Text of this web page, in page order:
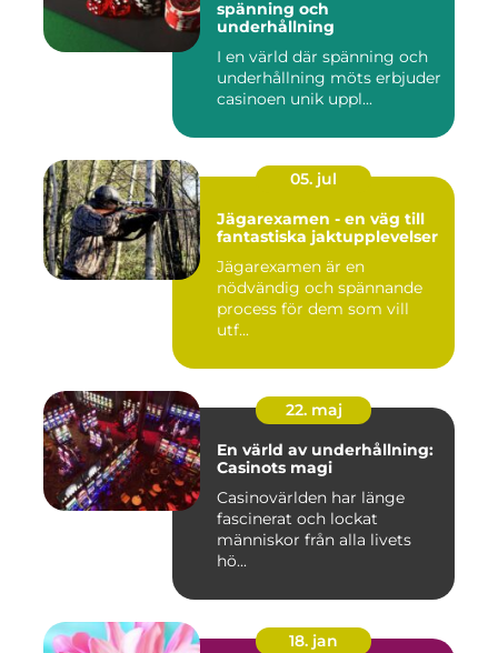
spänning och
underhållning
I en värld där spänning och
underhållning möts erbjuder
casinoen unik uppl...
05. jul
Jägarexamen - en väg till
fantastiska jaktupplevelser
Jägarexamen är en
nödvändig och spännande
process för dem som vill
utf...
22. maj
En värld av underhållning:
Casinots magi
Casinovärlden har länge
fascinerat och lockat
människor från alla livets
hö...
18. jan